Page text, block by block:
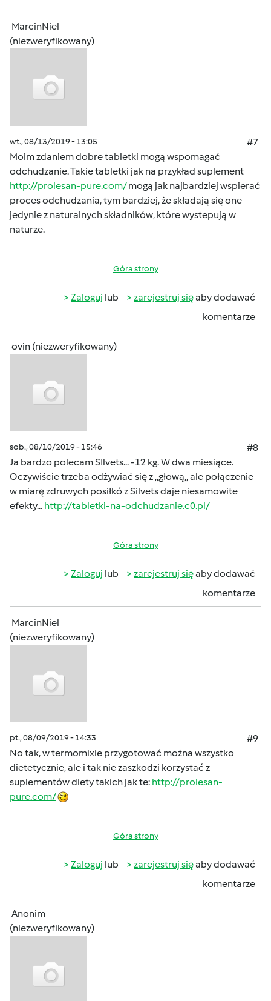
MarcinNiel
(niezweryfikowany)
wt., 08/13/2019 - 13:05
#7
Moim zdaniem dobre tabletki mogą wspomagać
odchudzanie. Takie tabletki jak na przykład suplement
http://prolesan-pure.com/mogą jak najbardziej wspierać
proces odchudzania, tym bardziej, że składają się one
jedynie z naturalnych składników, które wystepują w
naturze.
Góra strony
Zaloguj lub zarejestruj sięaby dodawać
komentarze
ovin (niezweryfikowany)
sob., 08/10/2019 - 15:46
#8
Ja bardzo polecam SIlvets... -12 kg. W dwa miesiące.
Oczywiście trzeba odżywiać się z ,,głową,, ale połączenie
w miarę zdruwych posiłkó z Silvets daje niesamowite
efekty... http://tabletki-na-odchudzanie.c0.pl/
Góra strony
Zaloguj lub zarejestruj sięaby dodawać
komentarze
MarcinNiel
(niezweryfikowany)
pt., 08/09/2019 - 14:33
#9
No tak, w termomixie przygotować można wszystko
dietetycznie, ale i tak nie zaszkodzi korzystać z
suplementów diety takich jak te: http://prolesan-
pure.com/
Góra strony
Zaloguj lub zarejestruj sięaby dodawać
komentarze
Anonim
(niezweryfikowany)